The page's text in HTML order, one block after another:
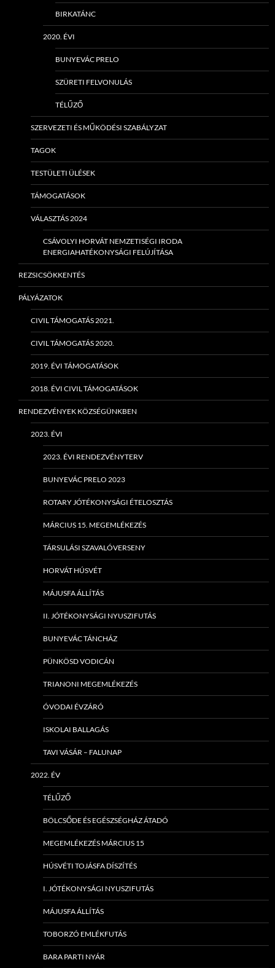
BIRKATÁNC
2020. ÉVI
BUNYEVÁC PRELO
SZÜRETI FELVONULÁS
TÉLŰZŐ
SZERVEZETI ÉS MŰKÖDÉSI SZABÁLYZAT
TAGOK
TESTÜLETI ÜLÉSEK
TÁMOGATÁSOK
VÁLASZTÁS 2024
CSÁVOLYI HORVÁT NEMZETISÉGI IRODA
ENERGIAHATÉKONYSÁGI FELÚJÍTÁSA
REZSICSÖKKENTÉS
PÁLYÁZATOK
CIVIL TÁMOGATÁS 2021.
CIVIL TÁMOGATÁS 2020.
2019. ÉVI TÁMOGATÁSOK
2018. ÉVI CIVIL TÁMOGATÁSOK
RENDEZVÉNYEK KÖZSÉGÜNKBEN
2023. ÉVI
2023. ÉVI RENDEZVÉNYTERV
BUNYEVÁC PRELO 2023
ROTARY JÓTÉKONYSÁGI ÉTELOSZTÁS
MÁRCIUS 15. MEGEMLÉKEZÉS
TÁRSULÁSI SZAVALÓVERSENY
HORVÁT HÚSVÉT
MÁJUSFA ÁLLÍTÁS
II. JÓTÉKONYSÁGI NYUSZIFUTÁS
BUNYEVÁC TÁNCHÁZ
PÜNKÖSD VODICÁN
TRIANONI MEGEMLÉKEZÉS
ÓVODAI ÉVZÁRÓ
ISKOLAI BALLAGÁS
TAVI VÁSÁR – FALUNAP
2022. ÉV
TÉLŰZŐ
BÖLCSŐDE ÉS EGÉSZSÉGHÁZ ÁTADÓ
MEGEMLÉKEZÉS MÁRCIUS 15
HÚSVÉTI TOJÁSFA DÍSZÍTÉS
I. JÓTÉKONYSÁGI NYUSZIFUTÁS
MÁJUSFA ÁLLÍTÁS
TOBORZÓ EMLÉKFUTÁS
BARA PARTI NYÁR